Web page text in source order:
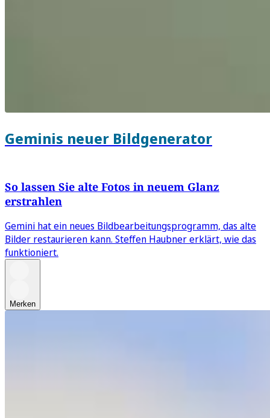
Geminis neuer Bildgenerator
So lassen Sie alte Fotos in neuem Glanz
erstrahlen
Gemini hat ein neues Bildbearbeitungsprogramm, das alte
Bilder restaurieren kann. Steffen Haubner erklärt, wie das
funktioniert.
Merken